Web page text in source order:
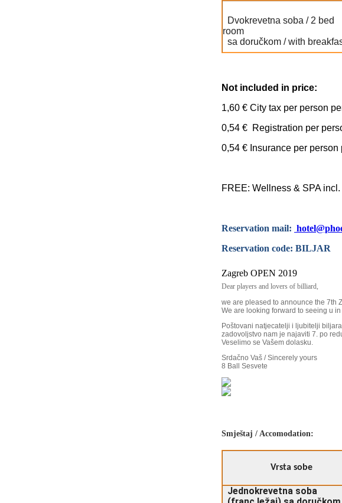
Dvokrevetna soba / 2 bed
room
sa doručkom / with
Not included in price:
1,60 € City tax per person
0,54 € Registration per
0,54 € Insurance per person
FREE: Wellness & SPA
Reservation mail:
Reservation code: BILJAR
Zagreb OPEN 2019
Dear players and lovers of billiard,
we are pleased to announce the 7th
We are looking forward to seeing u
Poštovani natjecatelji i ljubitelji
zadovoljstvo nam je najaviti 7. po
Veselimo se Vašem dolasku.
Srdačno Vaš / Sincerely yours
8 Ball Sesvete
Smještaj / Accomodation:
Vrsta sobe
Jednokrevetna soba